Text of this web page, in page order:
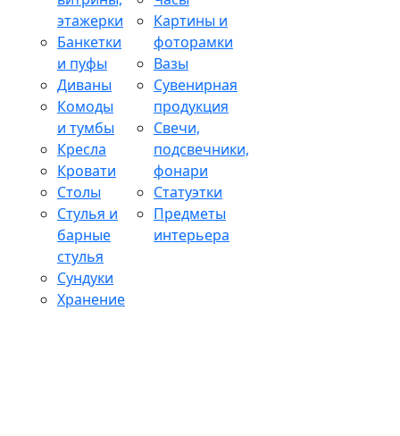
этажерки
Банкетки
и пуфы
Диваны
Комоды
и тумбы
Кресла
Кровати
Столы
Стулья и
барные
стулья
Сундуки
Хранение
Картины и
фоторамки
Вазы
Сувенирная
продукция
Свечи,
подсвечники,
фонари
Статуэтки
Предметы
интерьера